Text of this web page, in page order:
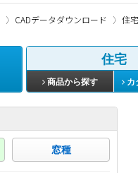
CADデータダウンロード 住
住宅
商品から探す カ
窓種